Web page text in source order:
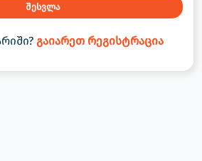
შესვლა
გაიარეთ რეგისტრაცია